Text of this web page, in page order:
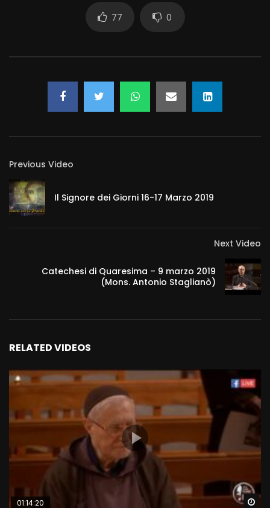
77 0
Previous Video
Il Signore dei Giorni 16-17 Marzo 2019
Next Video
Catechesi di Quaresima – 9 marzo 2019
(Mons. Antonio Staglianò)
RELATED VIDEOS
01:14:20